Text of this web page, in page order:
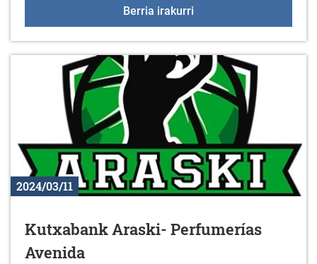
Berria irakurri
2024/03/11
Kutxabank Araski- Perfumerías
Avenida